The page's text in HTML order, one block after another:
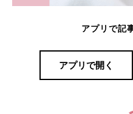
アプリで記
アプリで開く